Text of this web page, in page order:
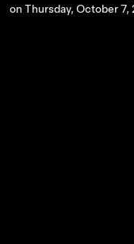
on Thursday, October